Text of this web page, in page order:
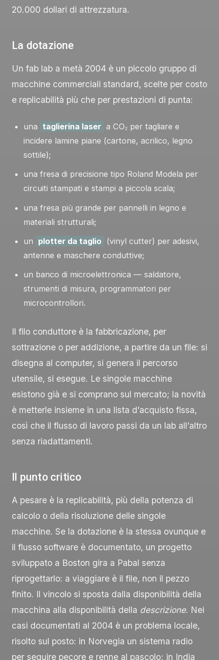
20.000 dollari di attrezzatura.
La dotazione
Un fab lab a metà 2004 è un piccolo gruppo di
macchine commerciali standard, scelte per costo
e replicabilità più che per prestazioni di punta:
una taglierina laser a CO₂ per tagliare e
incidere lamine piane (cartone, acrilico, legno
sottile);
una fresa di precisione tipo Roland Modela per
circuiti stampati e stampi a piccola scala;
una fresa più grande per pannelli in legno e
materiali strutturali;
un plotter da taglio (vinyl cutter) per adesivi,
antenne e maschere conduttive;
un banco di microelettronica — saldatore,
strumenti di misura, programmatori per
microcontrollori.
Il filo conduttore è la fabbricazione, per
sottrazione o per addizione, a partire da un file: si
disegna al computer, si genera il percorso
utensile, si esegue. Le singole macchine
esistono già e si comprano sul mercato; la novità
è metterle insieme in una lista d’acquisto fissa,
così che il flusso di lavoro passi da un lab all’altro
senza riadattamenti.
Il punto critico
A pesare è la replicabilità, più della potenza di
calcolo o della risoluzione delle singole
macchine. Se la dotazione è la stessa ovunque e
il flusso software è documentato, un progetto
sviluppato a Boston gira a Pabal senza
riprogettarlo: a viaggiare è il file, non il pezzo
finito. Il vincolo si sposta dalla disponibilità della
macchina alla disponibilità della descrizione. Nei
casi documentati al 2004 è un problema locale,
risolto sul posto: in Norvegia un sistema radio
per seguire pecore e renne al pascolo; in India